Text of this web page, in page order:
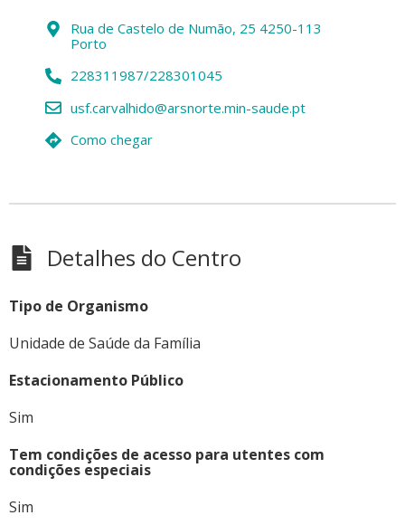
Rua de Castelo de Numão, 25 4250-113
Porto
228311987/228301045
usf.carvalhido@arsnorte.min-saude.pt
Como chegar
Detalhes do Centro
Tipo de Organismo
Unidade de Saúde da Família
Estacionamento Público
Sim
Tem condições de acesso para utentes com
condições especiais
Sim